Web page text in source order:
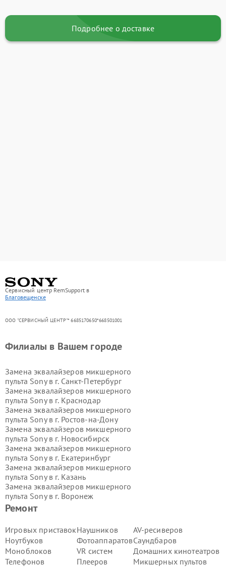
Подробнее о доставке
Сервисный центр RemSupport в
Благовещенске
ООО "СЕРВИСНЫЙ ЦЕНТР"* 6685170650*668501001
Ремонт
Игровых приставок
Ноутбуков
Моноблоков
Телефонов
Наушников
Фотоаппаратов
VR систем
Плееров
AV-ресиверов
Саундбаров
Домашних кинотеатров
Микшерных пультов
Филиалы в Вашем городе
Замена эквалайзеров микшерного
пульта Sony в г. Санкт-Петербург
Замена эквалайзеров микшерного
пульта Sony в г. Краснодар
Замена эквалайзеров микшерного
пульта Sony в г. Ростов-на-Дону
Замена эквалайзеров микшерного
пульта Sony в г. Новосибирск
Замена эквалайзеров микшерного
пульта Sony в г. Екатеринбург
Замена эквалайзеров микшерного
пульта Sony в г. Казань
Замена эквалайзеров микшерного
пульта Sony в г. Воронеж
Замена эквалайзеров микшерного
пульта Sony в г.
пульта Sony в г.Самара
Замена эквалайзеров микшерного
пульта Sony в г.
Пермь
Замена эквалайзеров микшерного